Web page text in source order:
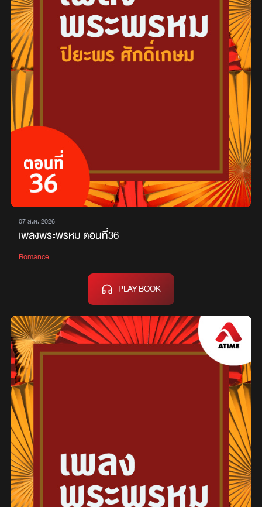
07 ส.ค. 2026
เพลงพระพรหม ตอนที่36
Romance
PLAY BOOK